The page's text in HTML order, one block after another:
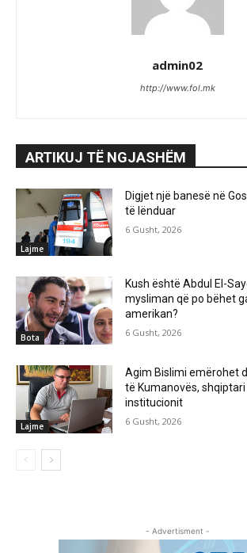
admin02
http://www.fol.mk
ARTIKUJ TË NGJASHËM
Lajme
Digjet një banesë në
të lënduar
6 Gusht, 2026
Bota
Kush është Abdul El-
mysliman që po bëhet
amerikan?
6 Gusht, 2026
Lajme
Agim Bislimi emërohet
të Kumanovës,
institucionit
6 Gusht, 2026
- Advertisment -